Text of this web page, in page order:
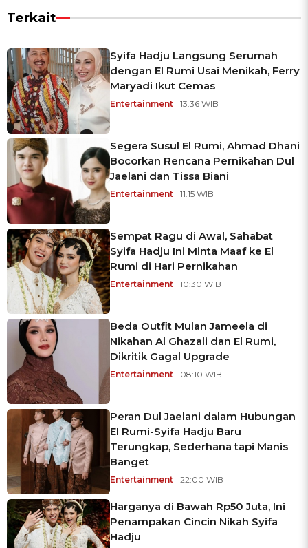
Terkait
Syifa Hadju Langsung Serumah
dengan El Rumi Usai Menikah, Ferry
Maryadi Ikut Cemas
Entertainment | 13:36 WIB
Segera Susul El Rumi, Ahmad Dhani
Bocorkan Rencana Pernikahan Dul
Jaelani dan Tissa Biani
Entertainment | 11:15 WIB
Sempat Ragu di Awal, Sahabat
Syifa Hadju Ini Minta Maaf ke El
Rumi di Hari Pernikahan
Entertainment | 10:30 WIB
Beda Outfit Mulan Jameela di
Nikahan Al Ghazali dan El Rumi,
Dikritik Gagal Upgrade
Entertainment | 08:10 WIB
Peran Dul Jaelani dalam Hubungan
El Rumi-Syifa Hadju Baru
Terungkap, Sederhana tapi Manis
Banget
Entertainment | 22:00 WIB
Harganya di Bawah Rp50 Juta, Ini
Penampakan Cincin Nikah Syifa
Hadju